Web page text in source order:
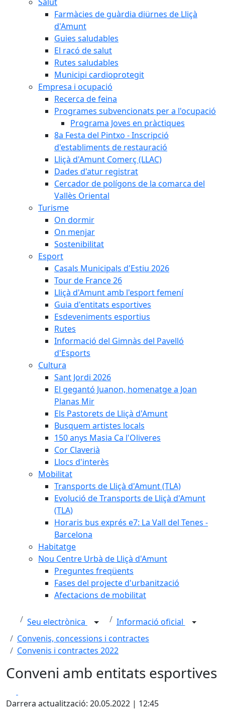
Farmàcies de guàrdia diürnes de Lliçà
d'Amunt
Guies saludables
El racó de salut
Rutes saludables
Municipi cardioprotegit
Empresa i ocupació
Recerca de feina
Programes subvencionats per a l'ocupació
Programa Joves en pràctiques
8a Festa del Pintxo - Inscripció
d'establiments de restauració
Lliçà d'Amunt Comerç (LLAC)
Dades d'atur registrat
Cercador de polígons de la comarca del
Vallès Oriental
Turisme
On dormir
On menjar
Sostenibilitat
Esport
Casals Municipals d'Estiu 2026
Tour de France 26
Lliçà d'Amunt amb l'esport femení
Guia d'entitats esportives
Esdeveniments esportius
Rutes
Informació del Gimnàs del Pavelló
d'Esports
Cultura
Sant Jordi 2026
El gegantó Juanon, homenatge a Joan
Planas Mir
Els Pastorets de Lliçà d'Amunt
Busquem artistes locals
150 anys Masia Ca l'Oliveres
Cor Claverià
Llocs d'interès
Mobilitat
Transports de Lliçà d'Amunt (TLA)
Evolució de Transports de Lliçà d'Amunt
(TLA)
Horaris bus exprés e7: La Vall del Tenes -
Barcelona
Habitatge
Nou Centre Urbà de Lliçà d'Amunt
Preguntes freqüents
Fases del projecte d'urbanització
Afectacions de mobilitat
Seu electrònica
Informació oficial
Convenis, concessions i contractes
Convenis i contractes 2022
Conveni amb entitats esportives
Darrera actualització: 20.05.2022 | 12:45